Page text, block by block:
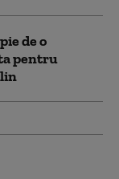
de o
pentru